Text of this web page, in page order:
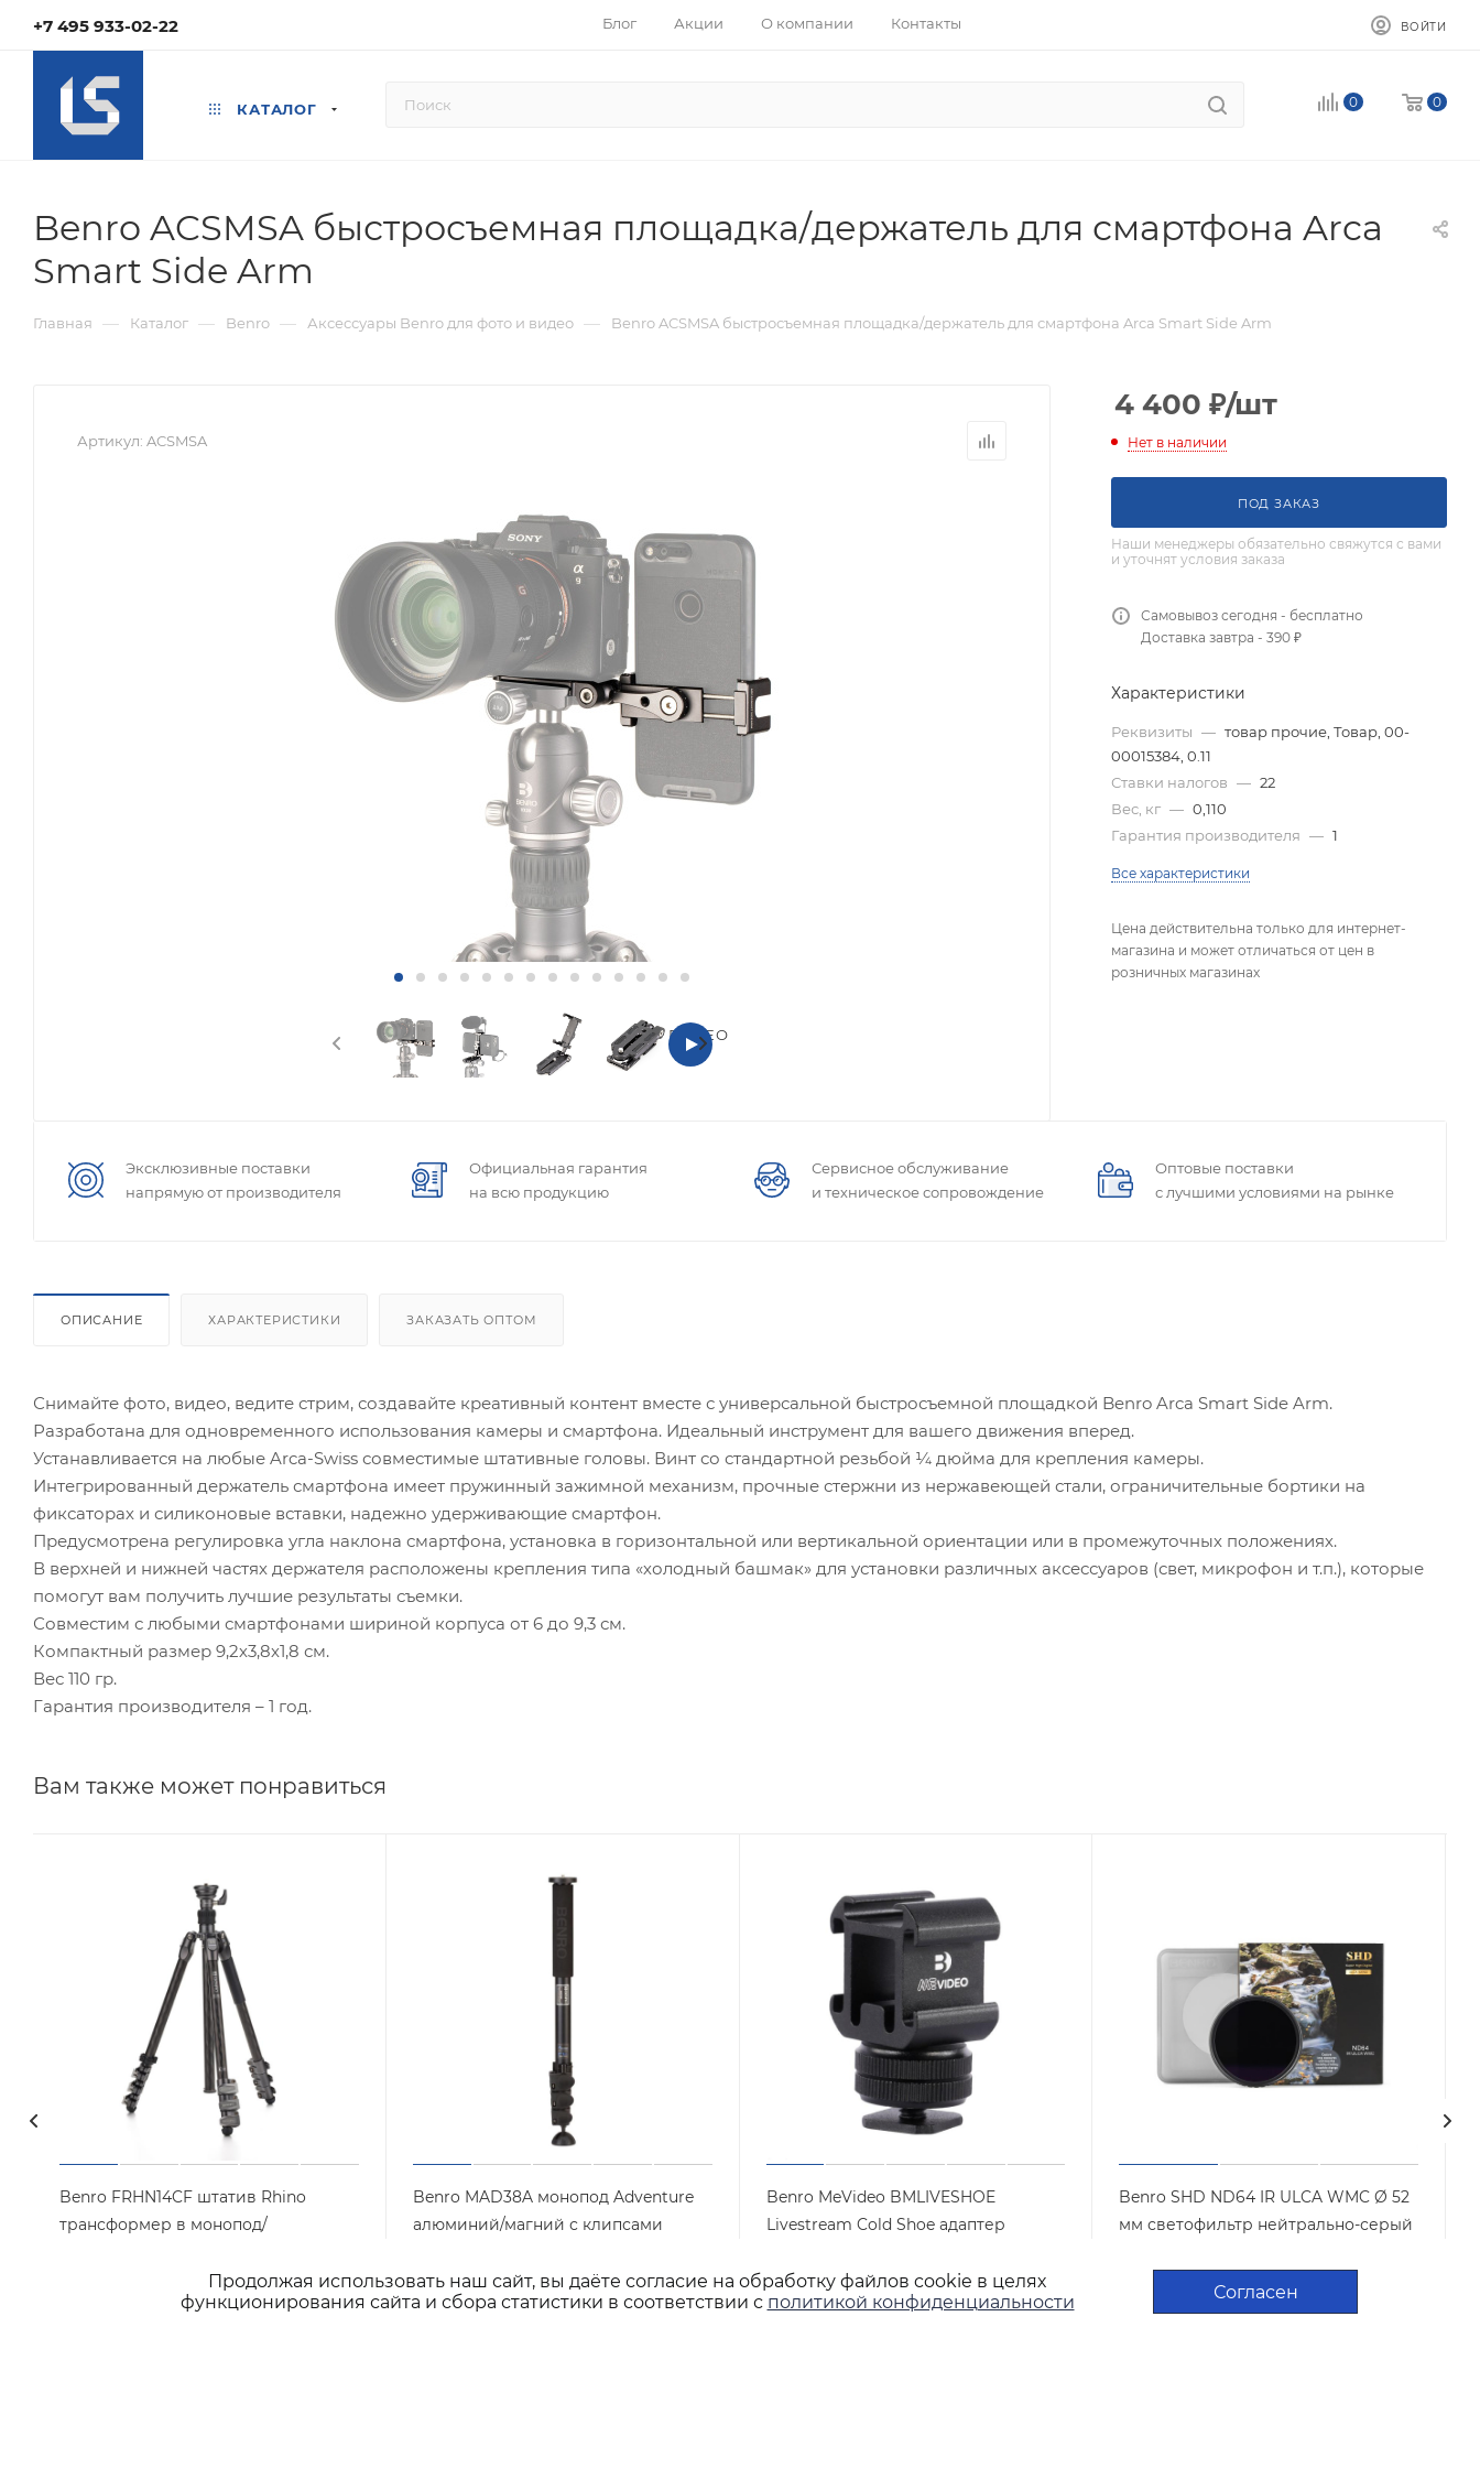
Продолжая использовать наш сайт, вы даёте согласие на обработку файлов cookie в целях
функционирования сайта и сбора статистики в соответствии с политикой конфиденциальности Согласен
+7 495 933-02-22 Блог Акции О компании Контакты ВОЙТИ
КАТАЛОГ 0 0
Benro ACSMSA быстросъемная площадка/держатель для смартфона Arca
Smart Side Arm
Главная — Каталог — Benro — Аксессуары Benro для фото и видео — Benro ACSMSA быстросъемная площадка/держатель для смартфона Arca Smart Side Arm
Артикул: ACSMSA
ВИДЕО
Эксклюзивные поставки
напрямую от производителя
Официальная гарантия
на всю продукцию
Сервисное обслуживание
и техническое сопровождение
Оптовые поставки
с лучшими условиями на рынке
ОПИСАНИЕ ХАРАКТЕРИСТИКИ ЗАКАЗАТЬ ОПТОМ
Снимайте фото, видео, ведите стрим, создавайте креативный контент вместе с универсальной быстросъемной площадкой Benro Arca Smart Side Arm.
Разработана для одновременного использования камеры и смартфона. Идеальный инструмент для вашего движения вперед.
Устанавливается на любые Arca-Swiss совместимые штативные головы. Винт со стандартной резьбой ¼ дюйма для крепления камеры.
Интегрированный держатель смартфона имеет пружинный зажимной механизм, прочные стержни из нержавеющей стали, ограничительные бортики на
фиксаторах и силиконовые вставки, надежно удерживающие смартфон.
Предусмотрена регулировка угла наклона смартфона, установка в горизонтальной или вертикальной ориентации или в промежуточных положениях.
В верхней и нижней частях держателя расположены крепления типа «холодный башмак» для установки различных аксессуаров (свет, микрофон и т.п.), которые
помогут вам получить лучшие результаты съемки.
Совместим с любыми смартфонами шириной корпуса от 6 до 9,3 см.
Компактный размер 9,2х3,8х1,8 см.
Вес 110 гр.
Гарантия производителя – 1 год.
Вам также может понравиться
Benro FRHN14CF штатив Rhino
трансформер в монопод/
Арт.: FRHN14CF
Benro MAD38A монопод Adventure
алюминий/магний с клипсами
Benro MeVideo BMLIVESHOE
Livestream Cold Shoe адаптер
доп.оборудования
Нет в наличии Арт.: BMLIVESHOE
Benro SHD ND64 IR ULCA WMC Ø 52
мм светофильтр нейтрально-серый
4 400 ₽/шт
Нет в наличии
ПОД ЗАКАЗ
Наши менеджеры обязательно свяжутся с вами
и уточнят условия заказа
Самовывоз сегодня - бесплатно
Доставка завтра - 390 ₽
Характеристики
Реквизиты — товар прочие, Товар, 00-
00015384, 0.11
Ставки налогов — 22
Вес, кг — 0,110
Гарантия производителя — 1
Все характеристики
Цена действительна только для интернет-
магазина и может отличаться от цен в
розничных магазинах